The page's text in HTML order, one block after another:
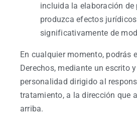
incluida la elaboración de
produzca efectos
significativamente de
En cualquier momento, podrás
Derechos, mediante un escrito
personalidad dirigido al
tratamiento, a la dirección que
arriba.